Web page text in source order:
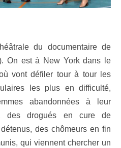
du documentaire de
On est à New York dans le
vont défiler tour à tour les
les plus en difficulté,
abandonnées à leur
des drogués en cure de
des chômeurs en fin
qui viennent chercher un